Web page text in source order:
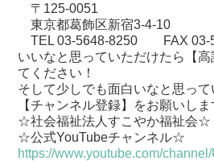
〒125-0051
東京都葛飾区新宿3-4-10
TEL 03-5648-8250 FAX 03-
いいなと思っていただけたら【
てください！
そして少しでも面白いなと思っ
【チャンネル登録】をお願いしま
☆社会福祉法人すこやか福祉会
☆公式YouTubeチャンネル☆
https://www.youtube.com/